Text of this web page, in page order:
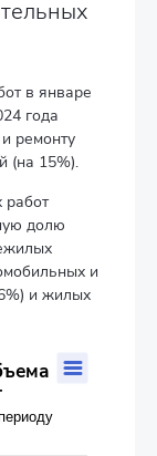
в январе
года
ремонту
(на 15%).
работ
долю
и
и жилых
работ
прошлого года